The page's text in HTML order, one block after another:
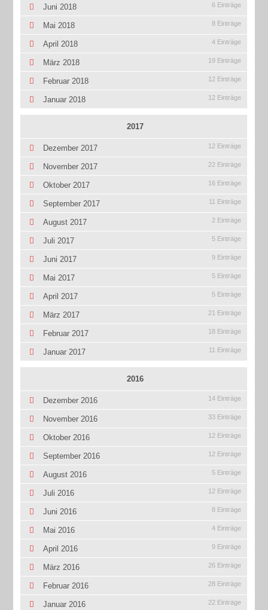
Juni 2018 6 Einträge
Mai 2018 8 Einträge
April 2018 4 Einträge
März 2018 19 Einträge
Februar 2018 12 Einträge
Januar 2018 12 Einträge
2017
Dezember 2017 12 Einträge
November 2017 22 Einträge
Oktober 2017 16 Einträge
September 2017 11 Einträge
August 2017 2 Einträge
Juli 2017 5 Einträge
Juni 2017 9 Einträge
Mai 2017 5 Einträge
April 2017 5 Einträge
März 2017 21 Einträge
Februar 2017 18 Einträge
Januar 2017 11 Einträge
2016
Dezember 2016 14 Einträge
November 2016 33 Einträge
Oktober 2016 12 Einträge
September 2016 12 Einträge
August 2016 5 Einträge
Juli 2016 12 Einträge
Juni 2016 8 Einträge
Mai 2016 4 Einträge
April 2016 9 Einträge
März 2016 26 Einträge
Februar 2016 28 Einträge
Januar 2016 22 Einträge